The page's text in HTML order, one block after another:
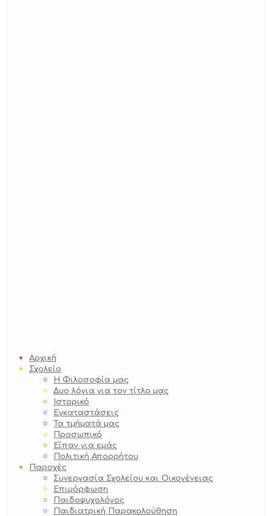
Αρχική
Σχολείο
Η Φιλοσοφία μας
Δυο λόγια για τον τίτλο μας
Ιστορικό
Εγκαταστάσεις
Τα τμήματά μας
Προσωπικό
Είπαν για εμάς
Πολιτική Απορρήτου
Παροχές
Συνεργασία Σχολείου και Οικογένειας
Επιμόρφωση
Παιδοψυχολόγος
Παιδιατρική Παρακολούθηση